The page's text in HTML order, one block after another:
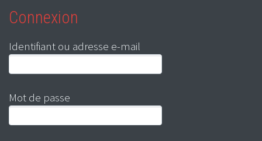
Connexion
Identifiant ou adresse e-mail
Mot de passe